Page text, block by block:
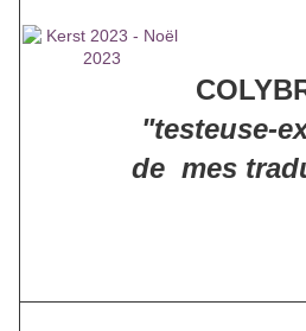
"testeuse-
de mes